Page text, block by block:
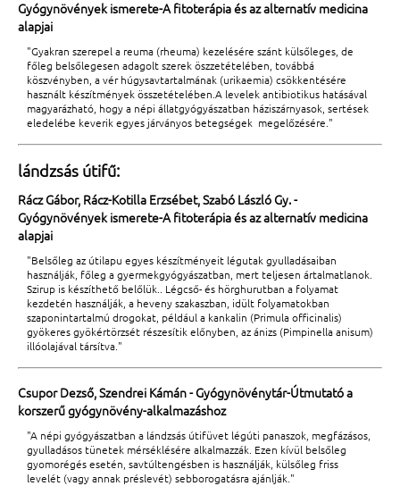
Gyógynövények ismerete-A fitoterápia és az alternatív medicina
alapjai
"Gyakran szerepel a reuma (rheuma) kezelésére szánt külsőleges, de
főleg belsőlegesen adagolt szerek öszzetételében, továbbá
köszvényben, a vér húgysavtartalmának (urikaemia) csökkentésére
használt készítmények összetételében.A levelek antibiotikus hatásával
magyarázható, hogy a népi állatgyógyászatban háziszárnyasok, sertések
eledelébe keverik egyes járványos betegségek megelőzésére."
lándzsás útifű:
Rácz Gábor, Rácz-Kotilla Erzsébet, Szabó László Gy. -
Gyógynövények ismerete-A fitoterápia és az alternatív medicina
alapjai
"Belsőleg az útilapu egyes készítményeit légutak gyulladásaiban
használják, főleg a gyermekgyógyászatban, mert teljesen ártalmatlanok.
Szirup is készíthető belőlük.. Légcső- és hörghurutban a folyamat
kezdetén használják, a heveny szakaszban, idült folyamatokban
szaponintartalmú drogokat, például a kankalin (Primula officinalis)
gyökeres gyökértörzsét részesítik előnyben, az ánizs (Pimpinella anisum)
illóolajával társítva."
Csupor Dezső, Szendrei Kámán - Gyógynövénytár-Útmutató a
korszerű gyógynövény-alkalmazáshoz
"A népi gyógyászatban a lándzsás útifüvet légúti panaszok, megfázásos,
gyulladásos tünetek mérséklésére alkalmazzák. Ezen kívül belsőleg
gyomorégés esetén, savtúltengésben is használják, külsőleg friss
levelét (vagy annak préslevét) sebborogatásra ajánlják."